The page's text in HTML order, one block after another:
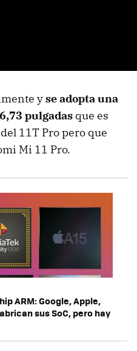
yse adopta una
pulgadas que es
11T Pro pero que
Mi 11 Pro.
ARM: Google, Apple,
sus SoC, pero hay